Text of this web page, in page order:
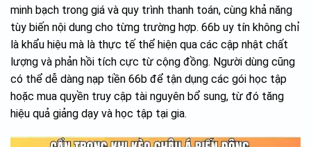
minh bạch trong giá và quy trình thanh toán, cùng khả năng
tùy biến nội dung cho từng trường hợp. 66b uy tín không chỉ
là khẩu hiệu mà là thực tế thể hiện qua các cập nhật chất
lượng và phản hồi tích cực từ cộng đồng. Người dùng cũng
có thể dễ dàng nạp tiền 66b để tận dụng các gói học tập
hoặc mua quyền truy cập tài nguyên bổ sung, từ đó tăng
hiệu quả giảng dạy và học tập tại gia.